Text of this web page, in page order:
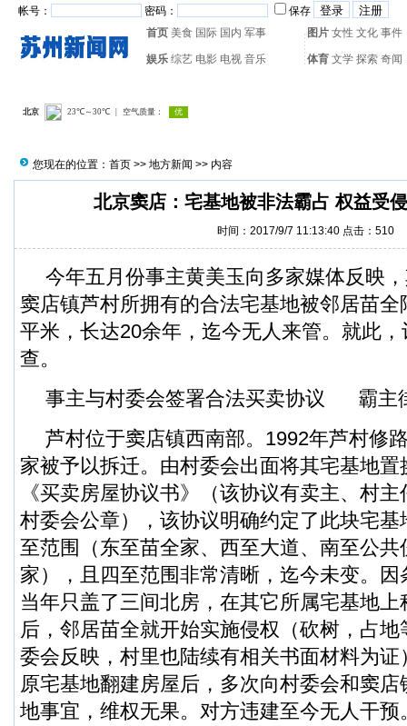
帐号： 密码：
保存
首页 美食 国际 国内 军事 图片 女性 文化 事件
娱乐 综艺 电影 电视 音乐 体育 文学 探索 奇闻
您现在的位置： 首页 >> 地方新闻 >> 内容
北京窦店：宅基地被非法霸占 权益受
时间：2017/9/7 11:13:40 点击： 510
今年五月份事主黄美玉向多家媒体反映
窦店镇芦村所拥有的合法宅基地被邻居苗
平米，长达20余年，迄今无人来管。就此
查。
事主与村委会签署合法买卖协议 霸主
芦村位于窦店镇西南部。1992年芦村修
家被予以拆迁。由村委会出面将其宅基地
《买卖房屋协议书》（该协议有卖主、村
村委会公章），该协议明确约定了此块宅
至范围（东至苗全家、西至大道、南至公
家），且四至范围非常清晰，迄今未变。
当年只盖了三间北房，在其它所属宅基地
后，邻居苗全就开始实施侵权（砍树，占
委会反映，村里也陆续有相关书面材料为
原宅基地翻建房屋后，多次向村委会和窦
地事宜，维权无果。对方违建至今无人干